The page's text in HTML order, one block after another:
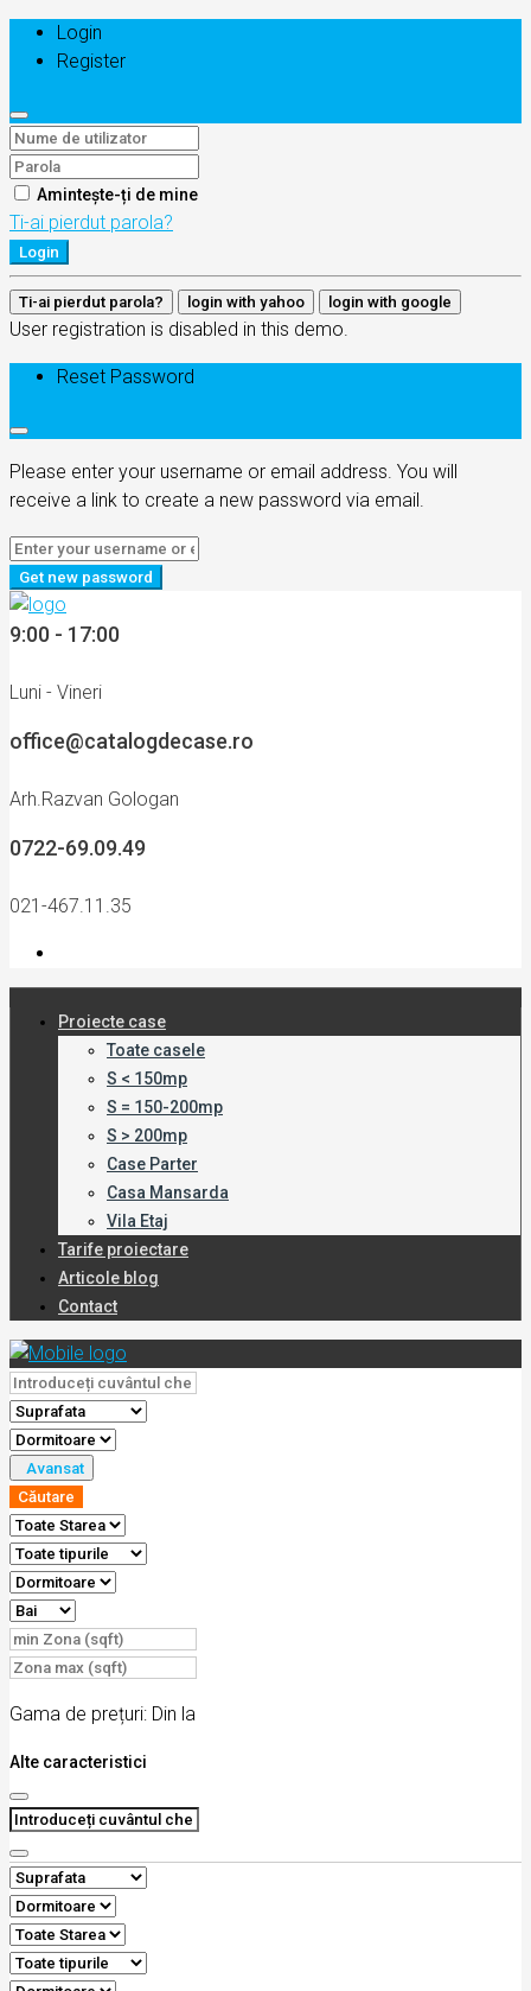
Login
Register
Amintește-ți de mine
Ti-ai pierdut parola?
Login
Ti-ai pierdut parola? login with yahoo login with google
User registration is disabled in this demo.
Reset Password
Please enter your username or email address. You will
receive a link to create a new password via email.
Get new password
9:00 - 17:00
Luni - Vineri
office@catalogdecase.ro
Arh.Razvan Gologan
0722-69.09.49
021-467.11.35
Proiecte case
Toate casele
S < 150mp
S = 150-200mp
S > 200mp
Case Parter
Casa Mansarda
Vila Etaj
Tarife proiectare
Articole blog
Contact
Avansat
Căutare
Gama de prețuri: Din la
Alte caracteristici